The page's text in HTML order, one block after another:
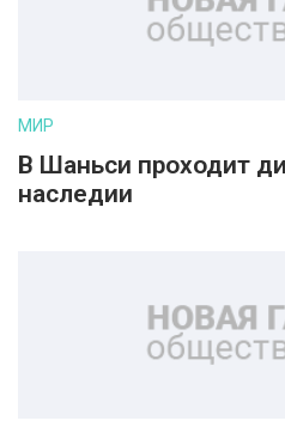
МИР
В Шаньси проходит
наследии